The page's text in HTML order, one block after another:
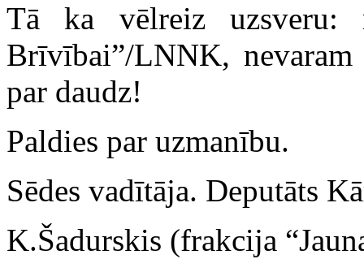
Tā ka vēlreiz uzsveru:
Brīvībai”/LNNK,
par daudz!
Paldies par uzmanību.
Sēdes vadītāja. Deputāts
K.Šadurskis (frakcija